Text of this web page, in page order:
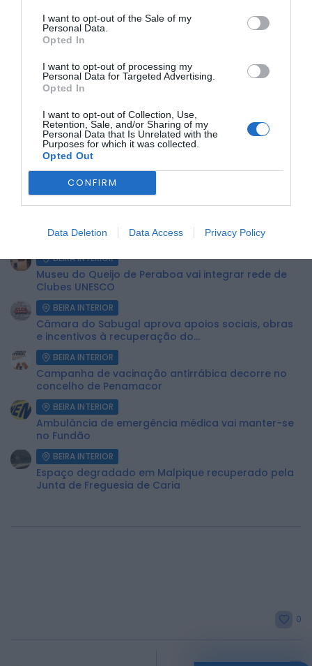
I want to opt-out of the Sale of my
Personal Data.
Opted In
I want to opt-out of processing my
Personal Data for Targeted Advertising.
Opted In
I want to opt-out of Collection, Use,
Retention, Sale, and/or Sharing of my
Personal Data that Is Unrelated with the
Purposes for which it was collected.
Opted Out
CONFIRM
Data Deletion Data Access Privacy Policy
A vereadora Regina Gouveia, responsável pelo pelouro da
Educação, representou a Câmara Municipal na cerimónia,
mérito académico e incentivar a excelência entre os
estudantes da Covilhã.
ÚLTIMA HORA:
BEIRA INTERIOR
Praia Fluvial de Valhelhas candidata a Praia Fluvial
do Ano
Pêro Viseu volta a levar a festa para a rua de 14...
BEIRA INTERIOR
Museu do Queijo de Peraboa vai integrar rede de
Clubes UNESCO
BEIRA INTERIOR
Câmara do Sabugal aprova apoios sociais, obras
e incentivos à recuperação do...
BEIRA INTERIOR
Campanha de vacinação antirrábica decorre no
concelho de Penamacor
BEIRA INTERIOR
Ambulância de emergência médica vai manter-se
no Fundão
BEIRA INTERIOR
Espaço degradado em Malpique recuperado pela
Junta de Freguesia de Caria
0